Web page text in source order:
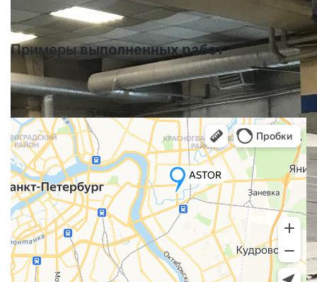
Примерывыполненных работ